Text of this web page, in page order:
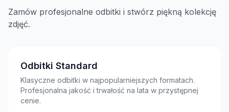
Zamów profesjonalne odbitki i stwórz piękną kolekcję
zdjęć.
Odbitki Standard
Klasyczne odbitki w najpopularniejszych formatach.
Profesjonalna jakość i trwałość na lata w przystępnej
cenie.